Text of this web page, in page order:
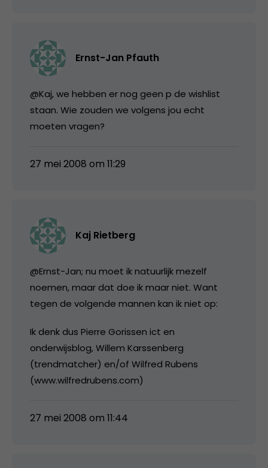
Ernst-Jan Pfauth
@Kaj, we hebben er nog geen p de wishlist
staan. Wie zouden we volgens jou echt
moeten vragen?
27 mei 2008 om 11:29
Kaj Rietberg
@Ernst-Jan; nu moet ik natuurlijk mezelf
noemen, maar dat doe ik maar niet. Want
tegen de volgende mannen kan ik niet op:
Ik denk dus Pierre Gorissen ict en
onderwijsblog, Willem Karssenberg
(trendmatcher) en/of Wilfred Rubens
(www.wilfredrubens.com)
27 mei 2008 om 11:44